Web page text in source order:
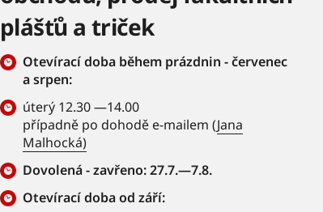
plášťů a triček
Otevírací doba během prázdnin - červenec
a srpen:
úterý 12.30 —14.00
případně po dohodě e-mailem (Jana
Malhocká)
Dovolená - zavřeno: 27.7.—7.8.
Otevírací doba od září: